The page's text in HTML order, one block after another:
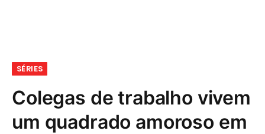
SÉRIES
Colegas de trabalho vivem
um quadrado amoroso em